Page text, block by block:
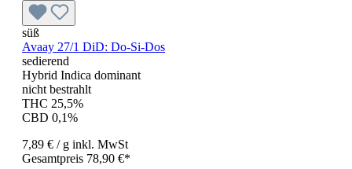
süß
Avaay 27/1 DiD: Do-Si-Dos
sedierend
Hybrid Indica dominant
nicht bestrahlt
THC 25,5%
CBD 0,1%
7,89 € / g inkl. MwSt
Gesamtpreis 78,90 €*